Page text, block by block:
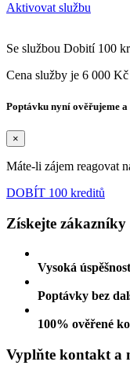
Aktivovat službu
Se službou Dobití 100
Cena služby je 6 000
Poptávku nyní ověřujeme
×
Máte-li zájem reagovat
DOBÍT 100 kreditů
Získejte
Vysoká
Poptávky bez
100% ověřené
Vyplňte kontakt a